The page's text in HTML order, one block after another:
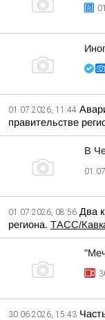
01.07.2026, 11:44
правительстве
В
01.07.2026, 08:56 Два
региона. ТАСС/
30.06.2026, 15:43